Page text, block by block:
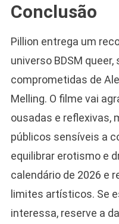
Conclusão
Pillion entrega um
universo BDSM
comprometidas de
Melling. O filme vai
ousadas e reflexivas,
públicos sensíveis a
equilibrar erotismo e
calendário de 2026 e
limites artísticos. Se
interessa, reserve a